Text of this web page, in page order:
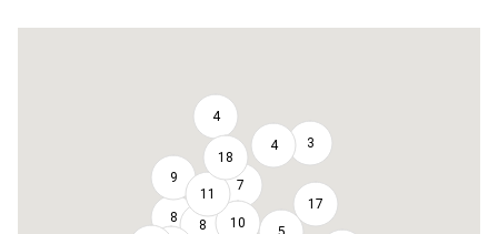
9
8
4
18
11
8
7
10
4 3
17